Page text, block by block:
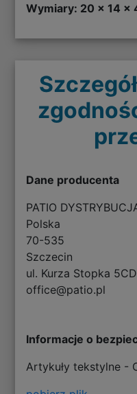
Wymiary: 20 x 14 x
Dane producenta
PATIO
Polska
70-535
Szczecin
ul. Kurza Stopka 5CD
office@patio.pl
Informacje o
Artykuły tekstylne -